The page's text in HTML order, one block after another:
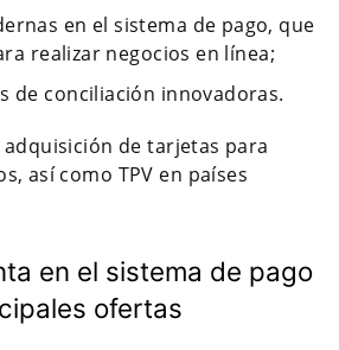
en el sistema de pago, que
realizar negocios en línea;
de conciliación innovadoras.
de tarjetas para
así como TPV en países
en el sistema de pago
ofertas